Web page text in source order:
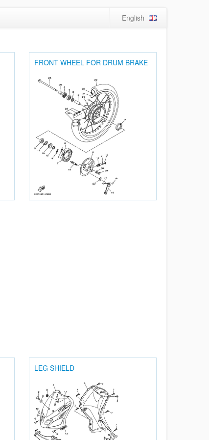
English
FRONT WHEEL FOR DRUM BRAKE
LEG SHIELD